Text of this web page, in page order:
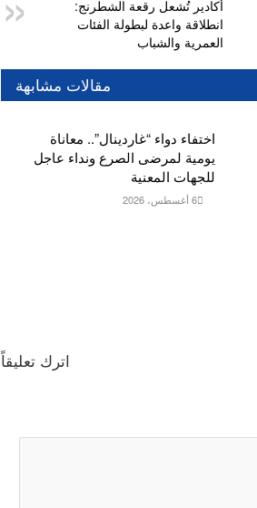
أكادير تُشعل رقعة الشطرنج:
انطلاقة واعدة لبطولة الفئات
العمرية والشباب
مقالات مشابهة
اختفاء دواء “غاردينال”.. معاناة
يومية لمرضى الصرع ونداء عاجل
للجهات المعنية
6 أغسطس، 2026
اترك تعليقاً